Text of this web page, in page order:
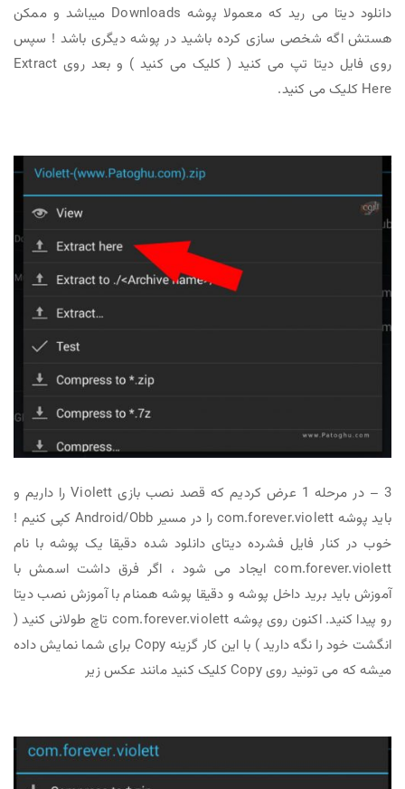
دانلود دیتا می رید که معمولا پوشه Downloads میباشد و ممکن
هستش اگه شخصی سازی کرده باشید در پوشه دیگری باشد ! سپس
روی فایل دیتا تپ می کنید ( کلیک می کنید ) و بعد روی Extract
Here کلیک می کنید.
3 – در مرحله 1 عرض کردیم که قصد نصب بازی Violett را داریم و
باید پوشه com.forever.violett را در مسیر Android/Obb کپی کنیم !
خوب در کنار فایل فشرده دیتای دانلود شده دقیقا یک پوشه با نام
com.forever.violett ایجاد می شود ، اگر فرق داشت اسمش با
آموزش باید برید داخل پوشه و دقیقا پوشه همنام با آموزش نصب دیتا
رو پیدا کنید. اکنون روی پوشه com.forever.violett تاچ طولانی کنید (
انگشت خود را نگه دارید ) با این کار گزینه Copy برای شما نمایش داده
میشه که می تونید روی Copy کلیک کنید مانند عکس زیر